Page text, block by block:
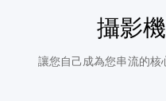
攝影
讓您自己成為您串流的核